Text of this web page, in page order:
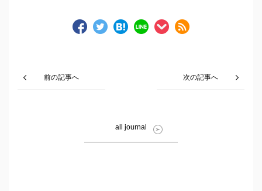
前の記事へ 次の記事へ
all journal